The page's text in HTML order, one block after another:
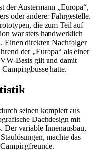
der Austermann „Europa“,
oder anderer Fahrgestelle.
die zum Teil auf
war stets handwerklich
Einen direkten Nachfolger
der „Europa“ als einer
Basis gilt und damit
hatte.
seinen komplett aus
Dachdesign mit
Der variable Innenausbau,
machte das